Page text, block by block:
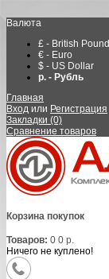
Валюта
£ - British Pound
€ - Euro
$ - US Dollar
р. - Рубль
Главная
Вход или Регистрация
Закладки (0)
Сравнение товаров
Корзина покупок
Товаров: 0 0 р.
Ничего не куплено!